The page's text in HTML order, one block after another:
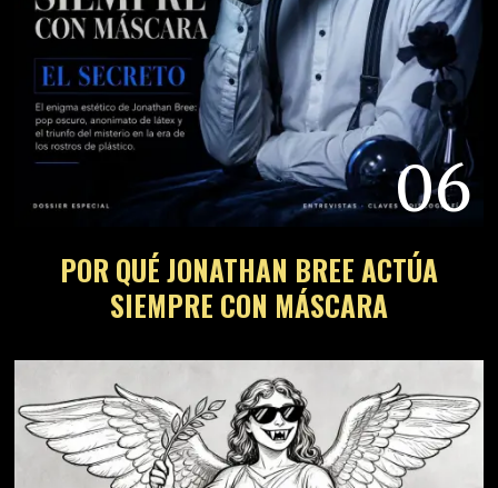
06
POR QUÉ JONATHAN BREE ACTÚA
SIEMPRE CON MÁSCARA